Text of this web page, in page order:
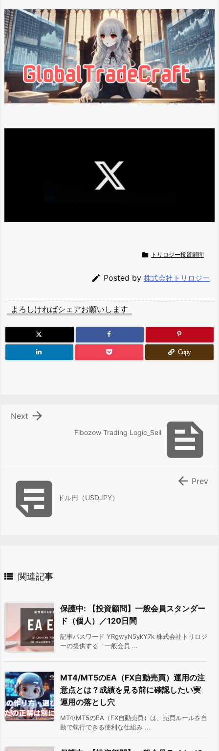
 トリロジー投資顧問
 Posted by 株式会社トリロジー
よろしければシェアお願いします
Copy

Fibozow Trading Logic_Sell

Next
 ドル円（USDJPY）
 Prev
 関連記事
保護中: 【投資顧問】一般会員スタンダー
ド（個人）／120日間
記事パスワード YRgwyN5ykY7k 株式会社トリロジ
ーの提供する「一般会員 ...
MT4/MT5のEA（FX自動売買）運用の注
意点とは？成績を見る前に確認したい実
運用の落とし穴
MT4/MT5のEA（FX自動売買）は、売買ルールを自
動で執行できる便利な仕組み ...